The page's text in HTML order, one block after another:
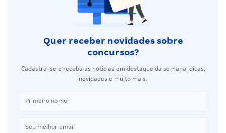
Quer receber novidades sobre
concursos?
Cadastre-se e receba as notícias em destaque da semana, dicas,
novidades e muito mais.